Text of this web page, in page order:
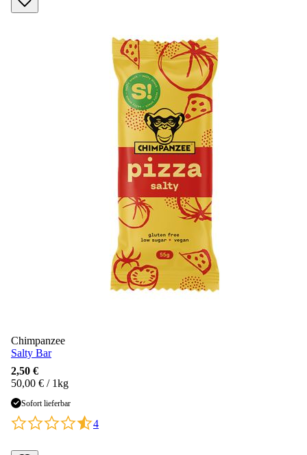
Chimpanzee
Salty Bar
2,50 €
50,00 € / 1kg
Sofort lieferbar
4